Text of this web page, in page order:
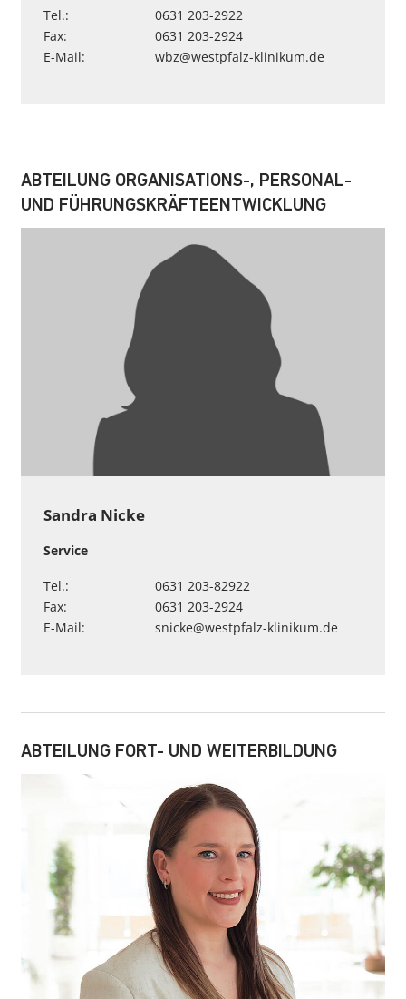
Tel.:
0631 203-2922
Fax:
0631 203-2924
E-Mail:
wbz@westpfalz-klinikum.de
ABTEILUNG ORGANISATIONS-, PERSONAL-
UND FÜHRUNGSKRÄFTEENTWICKLUNG
Sandra Nicke
Service
Tel.:
0631 203-82922
Fax:
0631 203-2924
E-Mail:
snicke@westpfalz-klinikum.de
ABTEILUNG FORT- UND WEITERBILDUNG